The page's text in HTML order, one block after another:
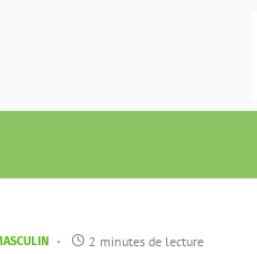
2 minutes de lecture